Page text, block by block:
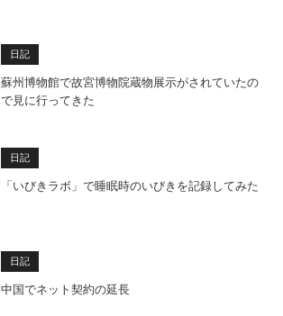
日記
蘇州博物館で故宮博物院蔵物展示がされていたの
で見に行ってきた
日記
「いびきラボ」で睡眠時のいびきを記録してみた
日記
中国でネット契約の延長